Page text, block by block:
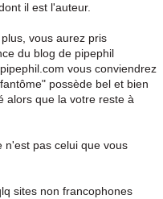
il est l'auteur.
vous aurez pris
du blog de pipephil
vous conviendrez
possède bel et bien
alors que la votre reste à
n'est pas celui que vous
sites non francophones